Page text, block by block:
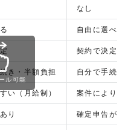
なし
自由に選べる
契約で決定
き・半額負担 自分で手続き
い（月給制） 案件により変
り 確定申告が必要
ル可能